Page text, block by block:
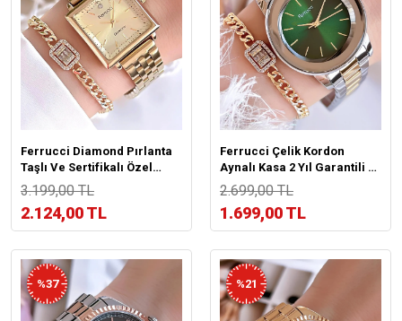
Ferrucci Diamond Pırlanta
Taşlı Ve Sertifikalı Özel
Kutulu Kadın Kol
Saati+Bileklik BFC.01118-02
3.199,00 TL
2.124,00 TL
Ferrucci Çelik Kordon
Aynalı Kasa 2 Yıl Garantili 3
Atm Suya Dayanıklı Kadın
Kol Saati B.1139704X
2.699,00 TL
1.699,00 TL
%37 %21